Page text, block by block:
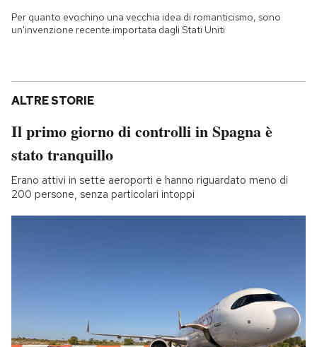
Per quanto evochino una vecchia idea di romanticismo, sono
un'invenzione recente importata dagli Stati Uniti
ALTRE STORIE
Il primo giorno di controlli in Spagna è
stato tranquillo
Erano attivi in sette aeroporti e hanno riguardato meno di
200 persone, senza particolari intoppi